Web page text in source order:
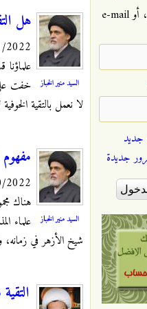
السيد منير الخباز
هل
- 11:54
خفت
لا نعمل بالتقية
السيد منير الخباز
- 11:31
هناك
علماء
شيخ الأزهر في زمانه،
‏اسم المستخدم، أو e-mail
جديدة